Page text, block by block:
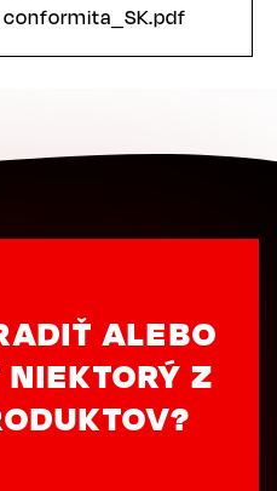
conformita_SK.pdf
ALEBO
NIEKTORÝ Z